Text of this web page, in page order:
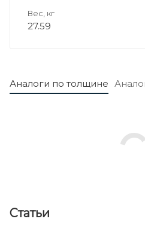
Вес, кг
27.59
Аналоги по толщине
Статьи